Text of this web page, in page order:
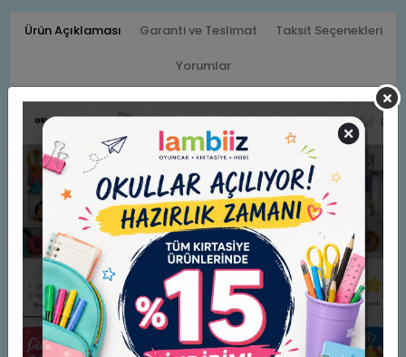
Ürün Açıklaması Garanti ve Teslimat Taksit Seçenekleri
Yorumlar
4928375960018 SAATİ MAARİF KÜÇÜK BOY
Benzer Ürünler
Tükendi